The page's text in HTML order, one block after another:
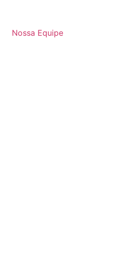
Nossa Equipe